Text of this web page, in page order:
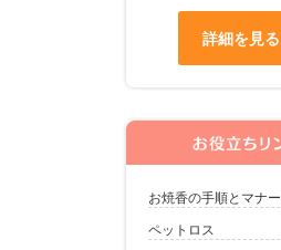
詳細を見る
お焼香の手順とマナー
ペットロス